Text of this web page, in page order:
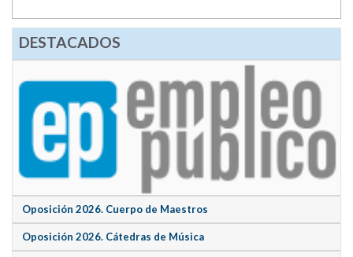
DESTACADOS
Oposición 2026. Cuerpo de Maestros
Oposición 2026. Cátedras de Música